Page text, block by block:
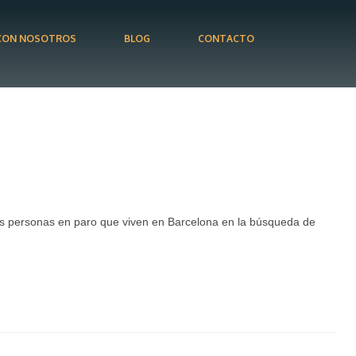
NOSOTROS BLOG CONTACTO
en paro que viven en Barcelona en la búsqueda de